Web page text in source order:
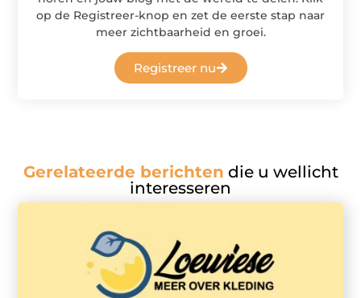
op de Registreer-knop en zet de eerste stap naar
meer zichtbaarheid en groei.
Registreer nu
Gerelateerde berichten die u wellicht
interesseren